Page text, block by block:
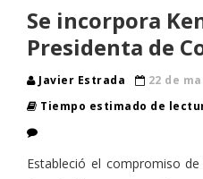
Se incorpora
Presidenta de
Javier Estrada
22 de
Tiempo estimado de
Estableció el compromiso